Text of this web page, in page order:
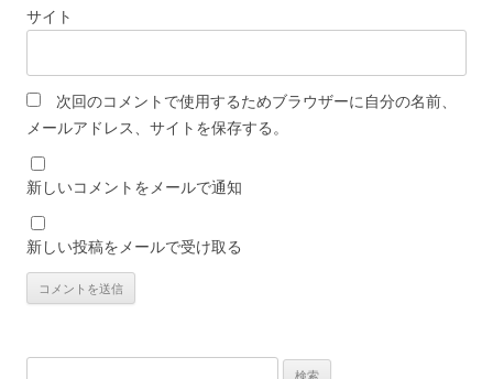
サイト
次回のコメントで使用するためブラウザーに自分の名前、
メールアドレス、サイトを保存する。
新しいコメントをメールで通知
新しい投稿をメールで受け取る